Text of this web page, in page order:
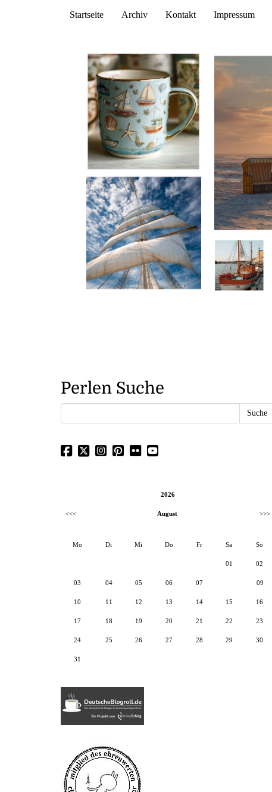
Startseite Archiv Kontakt Impressum
Perlen Suche
2026
<<< August >>>
Mo Di Mi Do Fr Sa So
01 02
03 04 05 06 07 09
10 11 12 13 14 15 16
17 18 19 20 21 22 23
24 25 26 27 28 29 30
31